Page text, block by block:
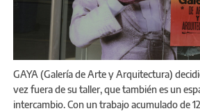
GAYA (Galería de Arte y Arquitectura)
vez fuera de su taller, que también es un
intercambio. Con un trabajo acumulado de